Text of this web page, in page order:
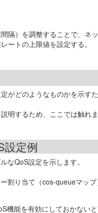
隔）を調整することで、
ートの上限値を設定する。
がどのようなものかを示す
明するため、ここでは触れ
設定例
なQoS設定を示します。
割り当て（cos-queueマッ
機能を有効にしておかない